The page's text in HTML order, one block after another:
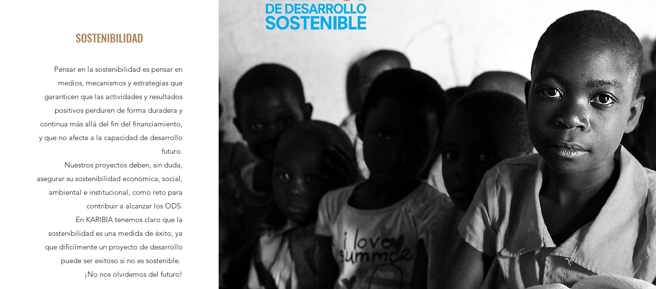
SOSTENIBILIDAD
Pensar en la sostenibilidad es pensar en
medios, mecanismos y estrategias que
garanticen que las actividades y resultados
positivos perduren de forma duradera y
continua más allá del fin del financiamiento,
y que no afecte a la capacidad de desarrollo
futuro.
Nuestros proyectos deben, sin duda,
asegurar su sostenibilidad económica, social,
ambiental e institucional, como reto para
contribuir a alcanzar los ODS.
En KARIBIA tenemos claro que la
sostenibilidad es una medida de éxito, ya
que difícilmente un proyecto de desarrollo
puede ser exitoso si no es sostenible.
¡No nos olvidemos del futuro!